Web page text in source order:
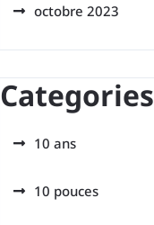
octobre 2023
Categories
10 ans
10 pouces